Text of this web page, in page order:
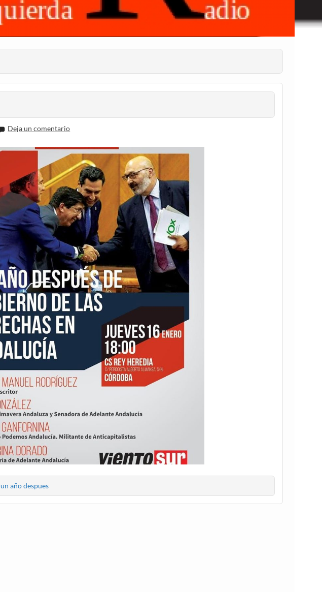
Deja un comentario
un año despues